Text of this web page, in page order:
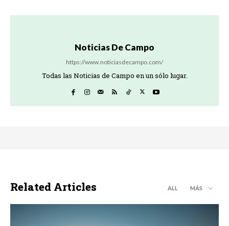
Noticias De Campo
https://www.noticiasdecampo.com/
Todas las Noticias de Campo en un sólo lugar.
Related Articles ALL MÁS